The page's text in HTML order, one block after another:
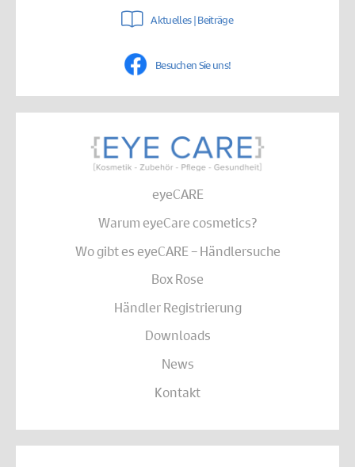
Aktuelles | Beiträge
Besuchen Sie uns!
eyeCARE
Warum eyeCare cosmetics?
Wo gibt es eyeCARE – Händlersuche
Box Rose
Händler Registrierung
Downloads
News
Kontakt